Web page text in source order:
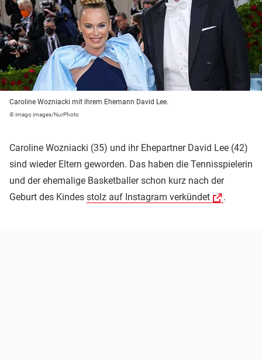
Caroline Wozniacki mit ihrem Ehemann David Lee.
© imago images/NurPhoto
Caroline Wozniacki (35) und ihr Ehepartner David Lee (42)
sind wieder Eltern geworden. Das haben die Tennisspielerin
und der ehemalige Basketballer schon kurz nach der
Geburt des Kindes stolz auf Instagram verkündet .